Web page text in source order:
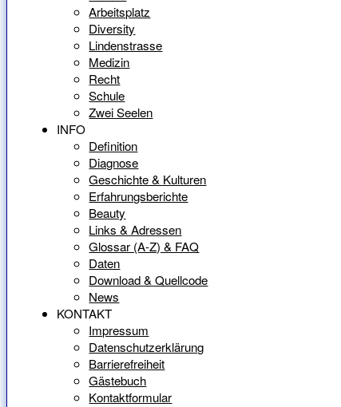
Arbeitsplatz
Diversity
Lindenstrasse
Medizin
Recht
Schule
Zwei Seelen
INFO
Definition
Diagnose
Geschichte & Kulturen
Erfahrungsberichte
Beauty
Links & Adressen
Glossar (A-Z) & FAQ
Daten
Download & Quellcode
News
KONTAKT
Impressum
Datenschutzerklärung
Barrierefreiheit
Gästebuch
Kontaktformular